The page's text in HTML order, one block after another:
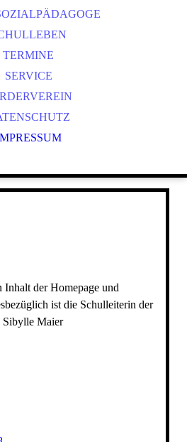
TERMINE
SERVICE
der Homepage und
ist die Schulleiterin der
Sibylle Maier